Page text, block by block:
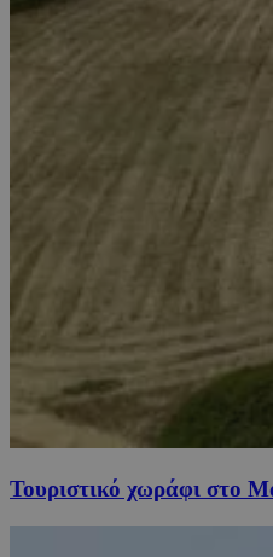
Τουριστικό χωράφι στο